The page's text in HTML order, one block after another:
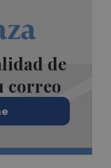
de
correo